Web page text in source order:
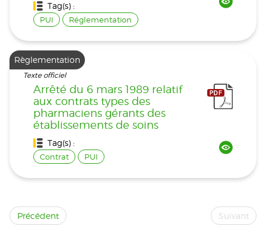
Tag(s) :
PUI Réglementation
Règlementation
Texte officiel
Arrêté du 6 mars 1989 relatif
aux contrats types des
pharmaciens gérants des
établissements de soins
Tag(s) :
Contrat PUI
Précédent Suivant